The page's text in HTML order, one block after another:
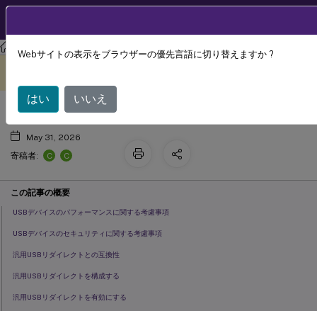
Citrix Virtual Apps and Desktops 7 2402 LTSR
汎用USBリダイレクトとクライアント
ドライブに関する考慮事項
May 31, 2026
寄稿者:
C C
この記事の概要
USBデバイスのパフォーマンスに関する考慮事項
USBデバイスのセキュリティに関する考慮事項
汎用USBリダイレクトとの互換性
汎用USBリダイレクトを構成する
汎用USBリダイレクトを有効にする
Webサイトの表示をブラウザーの優先言語に切り替えますか ?
はい いいえ